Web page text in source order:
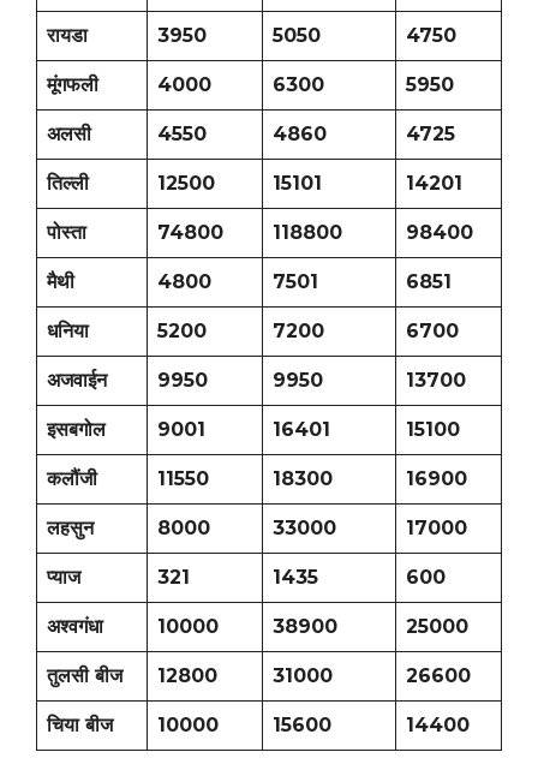
रायडा 3950 5050 4750
मूंगफली 4000 6300 5950
अलसी 4550 4860 4725
तिल्ली 12500 15101 14201
पोस्ता 74800 118800 98400
मैथी 4800 7501 6851
धनिया 5200 7200 6700
अजवाईन 9950 9950 13700
इसबगोल 9001 16401 15100
कलौंजी 11550 18300 16900
लहसुन 8000 33000 17000
प्याज 321 1435 600
अश्वगंधा 10000 38900 25000
तुलसी बीज 12800 31000 26600
चिया बीज 10000 15600 14400